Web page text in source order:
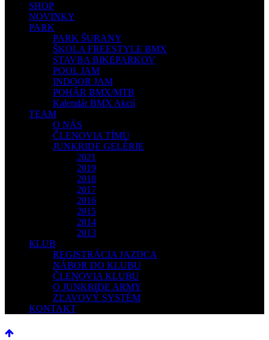
SHOP
NOVINKY
PARK
PARK ŠURANY
ŠKOLA FREESTYLE BMX
STAVBA BIKEPARKOV
POOL JAM
INDOOR JAM
POHÁR BMX/MTB
Kalendár BMX Akcií
TEAM
O NÁS
ČLENOVIA TÍMU
JUNKRIDE GELÉRIE
2021
2019
2018
2017
2016
2015
2014
2013
KLUB
REGISTRÁCIA JAZDCA
NÁBOR DO KLUBU
ČLENOVIA KLUBU
O JUNKRIDE ARMY
ZĽAVOVÝ SYSTÉM
KONTAKT